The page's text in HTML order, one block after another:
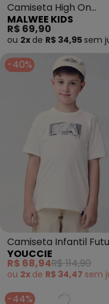
Camiseta High On
Adventure Anti Odor
White)
MALWEE KIDS
R$ 69,90
ou 2x de R$ 34,95 sem
-40%
Camiseta Infantil
Game (Branco)
YOUCCIE
R$ 68,94R$ 114,90
ou 2x de R$ 34,47 sem
-44%